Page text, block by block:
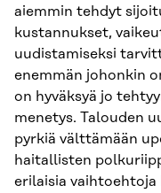
aiemmin tehdyt
kustannukset,
uudistamiseksi
enemmän johonkin
on hyväksyä jo
menetys. Talouden
pyrkiä välttämään
haitallisten
erilaisia vaihtoehtoja